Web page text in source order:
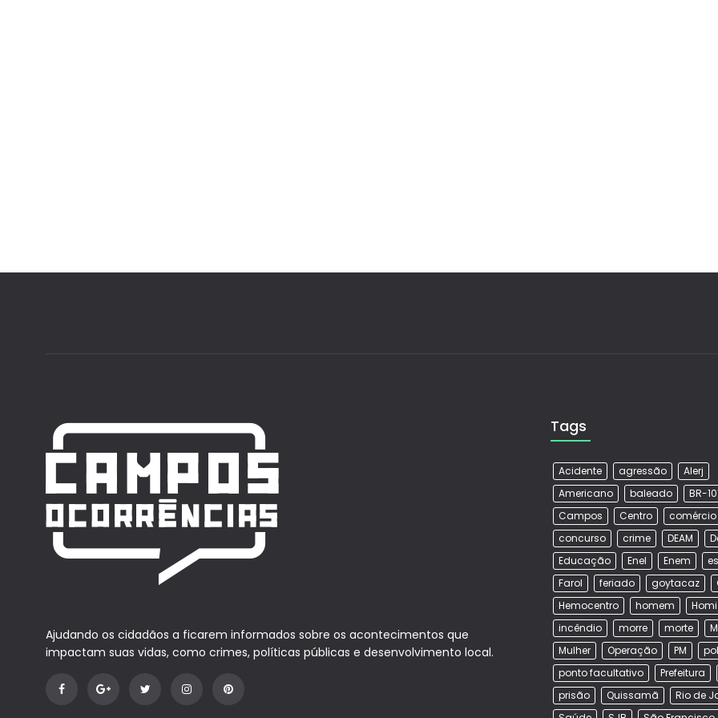
Ajudando os cidadãos a ficarem informados sobre os acontecimentos que
impactam suas vidas, como crimes, políticas públicas e desenvolvimento local.
Tags
Acidente agressão
Alerj
Americano
baleado
BR-
Campos
Centro
comércio
concurso
crime DEAM
Educação
Enel Enem
Farol
feriado goytacaz
Hemocentro
homem
incêndio
morre morte
Mulher
Operação PM
ponto facultativo
Prefeitura
prisão
Quissamã
Rio de